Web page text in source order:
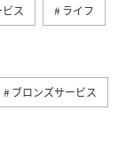
ス ライフ
ブロンズサービス